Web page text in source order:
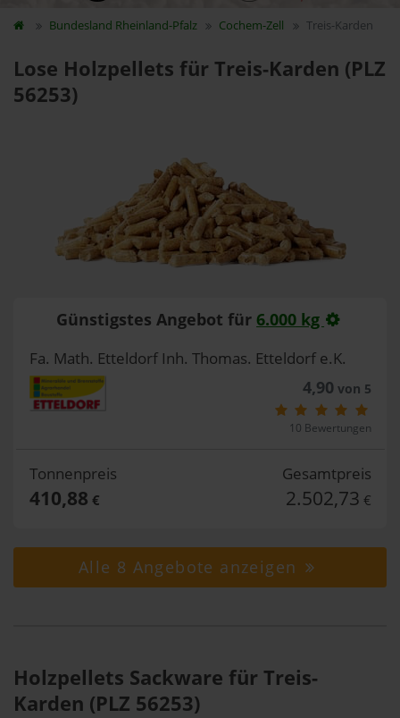
Bundesland Rheinland-Pfalz Cochem-Zell Treis-Karden
Lose Holzpellets für Treis-Karden (PLZ
56253)
Günstigstes Angebot für 6.000 kg
Fa. Math. Etteldorf Inh. Thomas. Etteldorf e.K.
4,90 von 5
10 Bewertungen
Tonnenpreis
410,88 €
Gesamtpreis
2.502,73 €
Alle 8 Angebote anzeigen
Holzpellets Sackware für Treis-
Karden (PLZ 56253)